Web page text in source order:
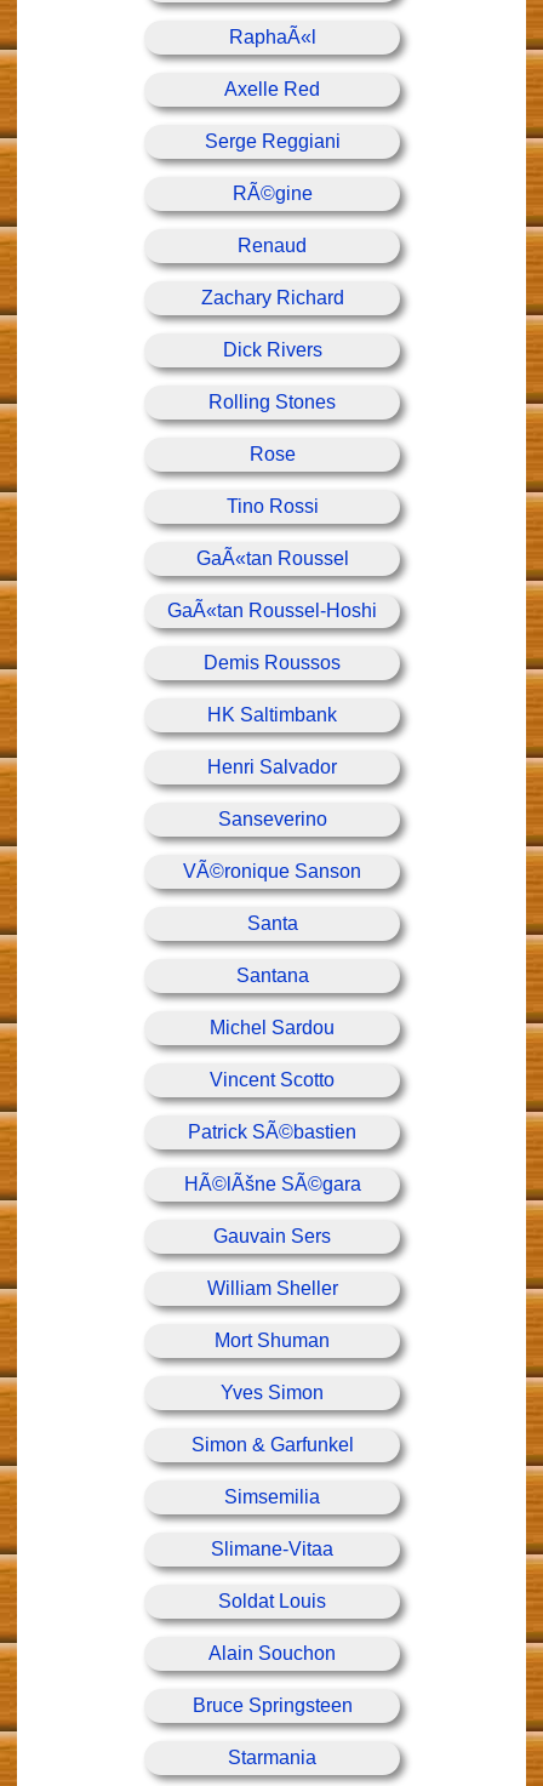
RaphaÃ«l
Axelle Red
Serge Reggiani
RÃ©gine
Renaud
Zachary Richard
Dick Rivers
Rolling Stones
Rose
Tino Rossi
GaÃ«tan Roussel
GaÃ«tan Roussel-Hoshi
Demis Roussos
HK Saltimbank
Henri Salvador
Sanseverino
VÃ©ronique Sanson
Santa
Santana
Michel Sardou
Vincent Scotto
Patrick SÃ©bastien
HÃ©lÃšne SÃ©gara
Gauvain Sers
William Sheller
Mort Shuman
Yves Simon
Simon & Garfunkel
Simsemilia
Slimane-Vitaa
Soldat Louis
Alain Souchon
Bruce Springsteen
Starmania